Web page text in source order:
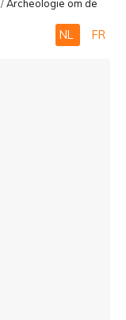
/Archeologie om de
NL FR